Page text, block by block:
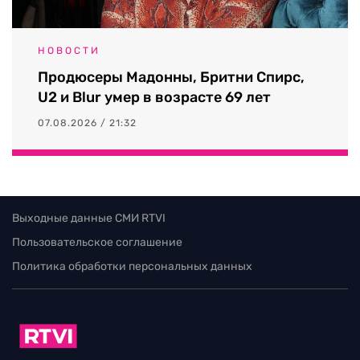
НОВОСТИ
Продюсеры Мадонны, Бритни Спирс,
U2 и Blur умер в возрасте 69 лет
07.08.2026 / 21:32
Выходные данные СМИ RTVI
Пользовательское соглашение
Политика обработки персональных данных